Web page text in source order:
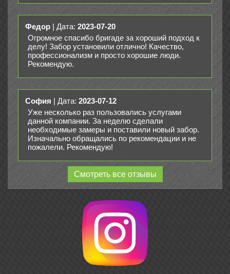
Федор | Дата: 2023-07-20
Огромное спасибо бригаде за хороший подход к
делу! Забор установили отлично! Качество,
профессионализм и просто хорошие люди.
Рекомендую.
София | Дата: 2023-07-12
Уже несколько раз пользовались услугами
данной компании. За неделю сделали
необходимые замеры и поставили новый забор.
Изначально обращались по рекомендации и не
пожалели. Рекомендую!
Смотреть все отзывы